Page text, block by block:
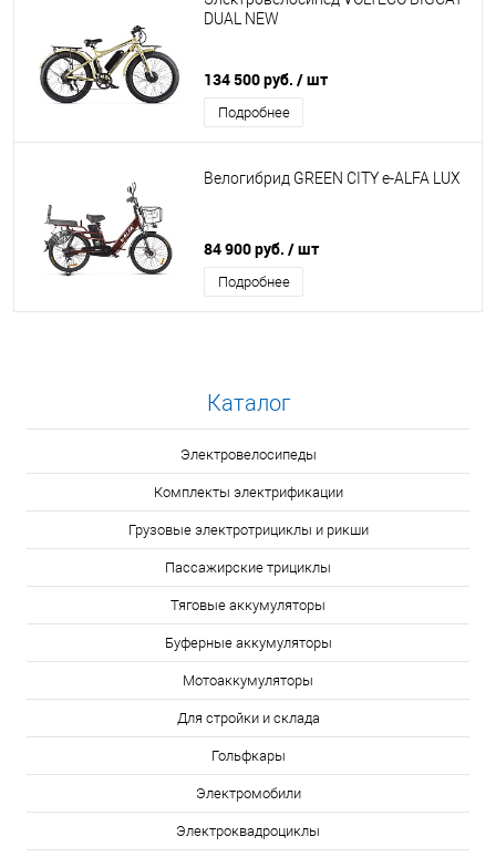
DUAL NEW
134 500 руб. / шт
Подробнее
Велогибрид GREEN CITY e-ALFA LUX
84 900 руб. / шт
Подробнее
Каталог
Электровелосипеды
Комплекты электрификации
Грузовые электротрициклы и рикши
Пассажирские трициклы
Тяговые аккумуляторы
Буферные аккумуляторы
Мотоаккумуляторы
Для стройки и склада
Гольфкары
Электромобили
Электроквадроциклы